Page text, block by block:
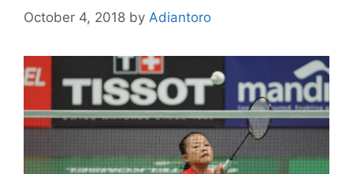
October 4, 2018 by Adiantoro